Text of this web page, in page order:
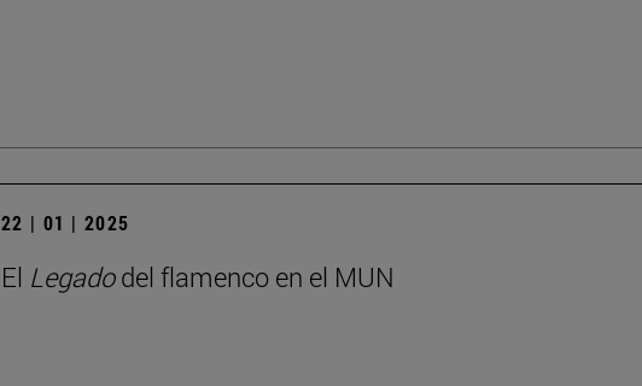
22 | 01 | 2025
El Legadodel flamenco en el MUN